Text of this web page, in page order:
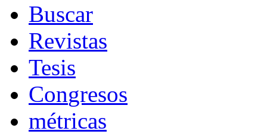
Buscar
Revistas
Tesis
Congresos
métricas